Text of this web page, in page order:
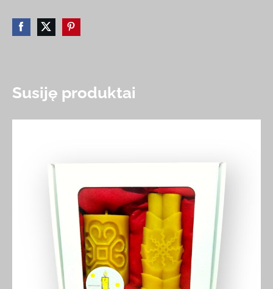
Susiję produktai